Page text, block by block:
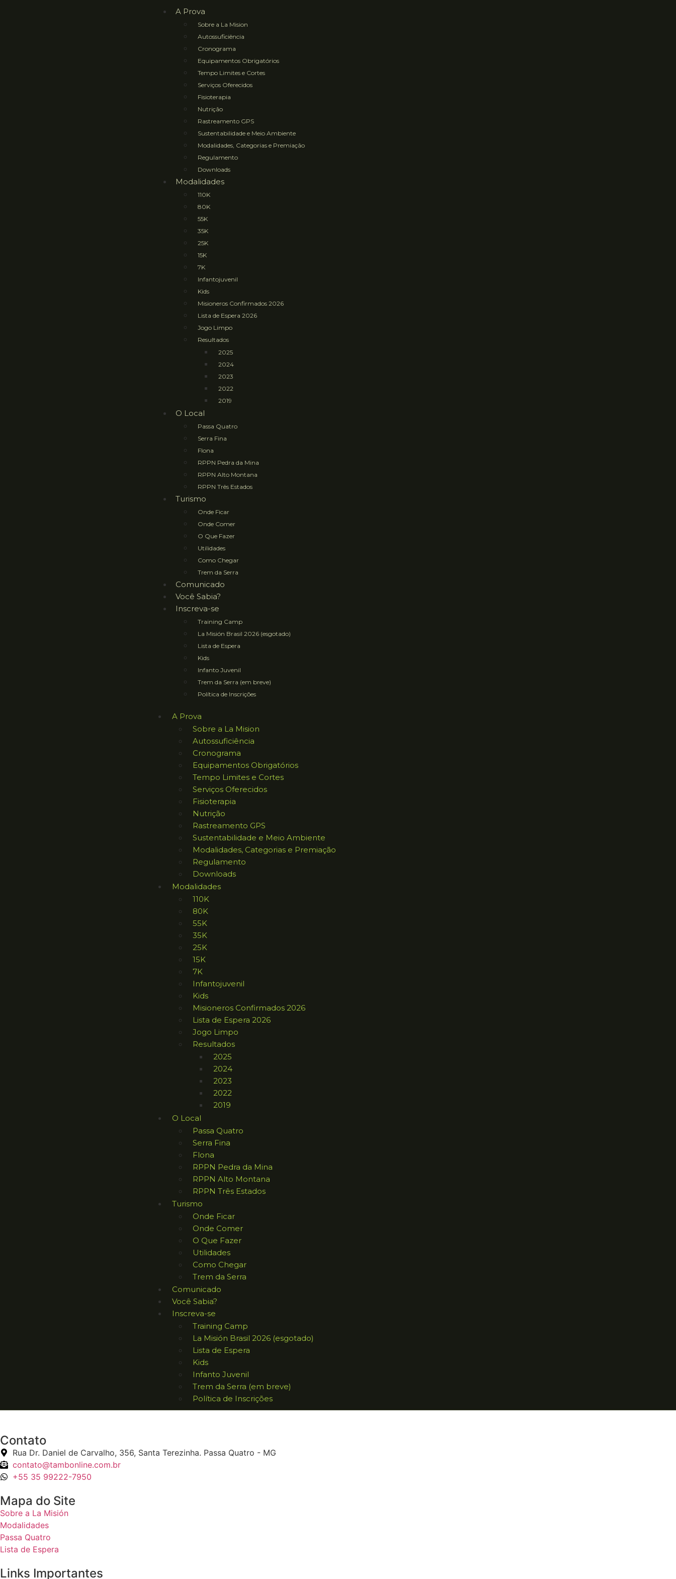
A Prova
Sobre a La Mision
Autossuficiência
Cronograma
Equipamentos Obrigatórios
Tempo Limites e Cortes
Serviços Oferecidos
Fisioterapia
Nutrição
Rastreamento GPS
Sustentabilidade e Meio Ambiente
Modalidades, Categorias e Premiação
Regulamento
Downloads
Modalidades
110K
80K
55K
35K
25K
15K
7K
Infantojuvenil
Kids
Misioneros Confirmados 2026
Lista de Espera 2026
Jogo Limpo
Resultados
2025
2024
2023
2022
2019
O Local
Passa Quatro
Serra Fina
Flona
RPPN Pedra da Mina
RPPN Alto Montana
RPPN Três Estados
Turismo
Onde Ficar
Onde Comer
O Que Fazer
Utilidades
Como Chegar
Trem da Serra
Comunicado
Você Sabia?
Inscreva-se
Training Camp
La Misión Brasil 2026 (esgotado)
Lista de Espera
Kids
Infanto Juvenil
Trem da Serra (em breve)
Política de Inscrições
A Prova
Sobre a La Mision
Autossuficiência
Cronograma
Equipamentos Obrigatórios
Tempo Limites e Cortes
Serviços Oferecidos
Fisioterapia
Nutrição
Rastreamento GPS
Sustentabilidade e Meio Ambiente
Modalidades, Categorias e Premiação
Regulamento
Downloads
Modalidades
110K
80K
55K
35K
25K
15K
7K
Infantojuvenil
Kids
Misioneros Confirmados 2026
Lista de Espera 2026
Jogo Limpo
Resultados
2025
2024
2023
2022
2019
O Local
Passa Quatro
Serra Fina
Flona
RPPN Pedra da Mina
RPPN Alto Montana
RPPN Três Estados
Turismo
Onde Ficar
Onde Comer
O Que Fazer
Utilidades
Como Chegar
Trem da Serra
Comunicado
Você Sabia?
Inscreva-se
Training Camp
La Misión Brasil 2026 (esgotado)
Lista de Espera
Kids
Infanto Juvenil
Trem da Serra (em breve)
Política de Inscrições
Contato
Rua Dr. Daniel de Carvalho, 356, Santa Terezinha. Passa Quatro - MG
contato@tambonline.com.br
+55 35 99222-7950
Mapa do Site
Sobre a La Misión
Modalidades
Passa Quatro
Lista de Espera
Links Importantes